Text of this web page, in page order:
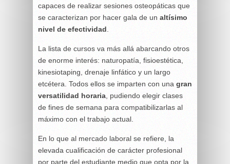
capaces de realizar sesiones osteopáticas que
se caracterizan por hacer gala de un altísimo
nivel de efectividad
La lista de cursos va más allá abarcando otros
de enorme interés: naturopatía, fisioestética,
kinesiotaping, drenaje linfático y un largo
etcétera. Todos ellos se imparten con una gran
versatilidad horaria , pudiendo elegir clases
de fines de semana para compatibilizarlas al
máximo con el trabajo actual.
En lo que al mercado laboral se refiere, la
elevada cualificación de carácter profesional
por parte del estudiante medio que opta por la